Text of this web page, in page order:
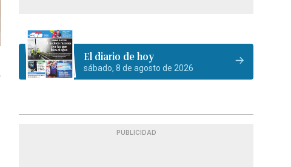
El diario de hoy
sábado, 8 de agosto de 2026
PUBLICIDAD